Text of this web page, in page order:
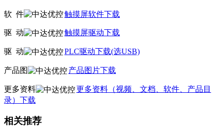
软 件 触摸屏软件下载
驱 动 触摸屏驱动下载
驱 动 PLC驱动下载(选USB)
产品图 产品图片下载
更多资料
更多资料（视频、文档、软件、产品目
录）下载
相关推荐